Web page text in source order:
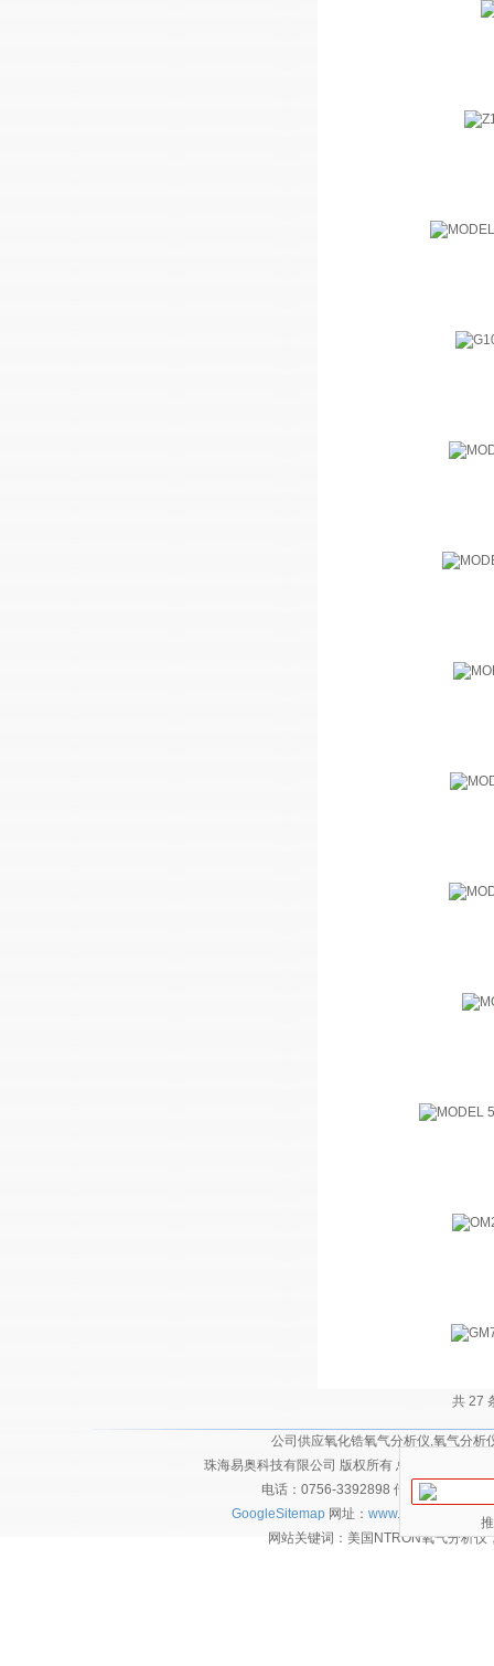
共 27
公司供应氧化锆氧气分析仪,氧气分
珠海易奥科技有限公司 版权所有 总访问量：
电话：0756-3392898 传真：0756-
GoogleSitemap 网址： www.eautec.cn
技术
网站关键词：美国NTRON氧气分析